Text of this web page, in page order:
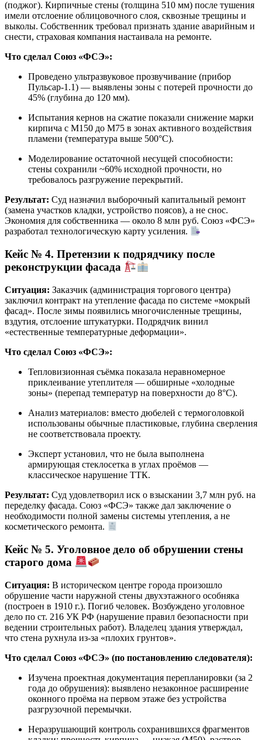
(поджог). Кирпичные стены (толщина 510 мм) после тушения
имели отслоение облицовочного слоя, сквозные трещины и
выколы. Собственник требовал признать здание аварийным и
снести, страховая компания настаивала на ремонте.
Что сделал Союз «ФСЭ»:
Проведено ультразвуковое прозвучивание (прибор
Пульсар-1.1) — выявлены зоны с потерей прочности до
45% (глубина до 120 мм).
Испытания кернов на сжатие показали снижение марки
кирпича с М150 до М75 в зонах активного воздействия
пламени (температура выше 500°C).
Моделирование остаточной несущей способности:
стены сохранили ~60% исходной прочности, но
требовалось разгружение перекрытий.
Результат: Суд назначил выборочный капитальный ремонт
(замена участков кладки, устройство поясов), а не снос.
Экономия для собственника — около 8 млн руб. Союз «ФСЭ»
разработал технологическую карту усиления.
Кейс № 4. Претензии к подрядчику после
реконструкции фасада
Ситуация: Заказчик (администрация торгового центра)
заключил контракт на утепление фасада по системе «мокрый
фасад». После зимы появились многочисленные трещины,
вздутия, отслоение штукатурки. Подрядчик винил
«естественные температурные деформации».
Что сделал Союз «ФСЭ»:
Тепловизионная съёмка показала неравномерное
приклеивание утеплителя — обширные «холодные
зоны» (перепад температур на поверхности до 8°C).
Анализ материалов: вместо дюбелей с термоголовкой
использованы обычные пластиковые, глубина сверления
не соответствовала проекту.
Эксперт установил, что не была выполнена
армирующая стеклосетка в углах проёмов —
классическое нарушение ТТК.
Результат: Суд удовлетворил иск о взыскании 3,7 млн руб. на
переделку фасада. Союз «ФСЭ» также дал заключение о
необходимости полной замены системы утепления, а не
косметического ремонта.
Кейс № 5. Уголовное дело об обрушении стены
старого дома
Ситуация: В историческом центре города произошло
обрушение части наружной стены двухэтажного особняка
(построен в 1910 г.). Погиб человек. Возбуждено уголовное
дело по ст. 216 УК РФ (нарушение правил безопасности при
ведении строительных работ). Владелец здания утверждал,
что стена рухнула из-за «плохих грунтов».
Что сделал Союз «ФСЭ» (по постановлению следователя):
Изучена проектная документация перепланировки (за 2
года до обрушения): выявлено незаконное расширение
оконного проёма на первом этаже без устройства
разгрузочной перемычки.
Неразрушающий контроль сохранившихся фрагментов